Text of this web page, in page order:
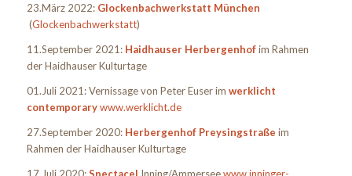
23.März 2022: Glockenbachwerkstatt München
(Glockenbachwerkstatt)
11.September 2021: Haidhauser Herbergenhofim Rahmen
der Haidhauser Kulturtage
01.Juli 2021: Vernissage von Peter Euser im werklicht
contemporary www.werklicht.de
27.September 2020: Herbergenhof Preysingstraße im
Rahmen der Haidhauser Kulturtage
17.Juli 2020: Spectacel Inning/Ammerseewww.inninger-